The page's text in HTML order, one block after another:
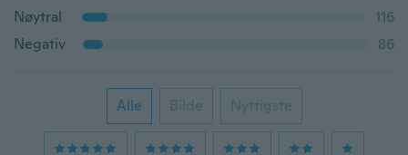
Nøytral
116
Negativ
86
Alle Bilde Nyttigste